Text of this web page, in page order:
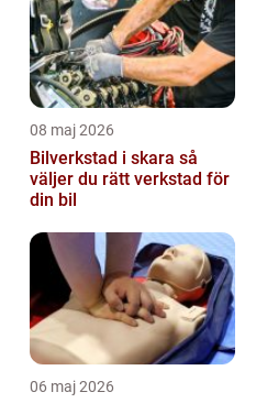
08 maj 2026
Bilverkstad i skara så
väljer du rätt verkstad för
din bil
06 maj 2026